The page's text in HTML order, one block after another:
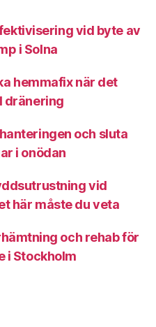
vid byte av
i Solna
hemmafix när det
dränering
och sluta
i onödan
vid
här måste du veta
och rehab för
i Stockholm